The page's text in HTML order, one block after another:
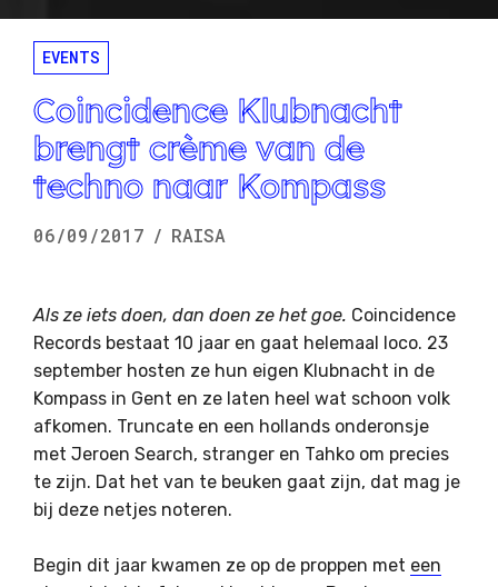
EVENTS
Coincidence Klubnacht
brengt crème van de
techno naar Kompass
06/09/2017 / RAISA
Als ze iets doen, dan doen ze het goe. Coincidence
Records bestaat 10 jaar en gaat helemaal loco. 23
september hosten ze hun eigen Klubnacht in de
Kompass in Gent en ze laten heel wat schoon volk
afkomen. Truncate en een hollands onderonsje
met Jeroen Search, stranger en Tahko om precies
te zijn. Dat het van te beuken gaat zijn, dat mag je
bij deze netjes noteren.
Begin dit jaar kwamen ze op de proppen met een